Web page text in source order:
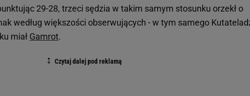
29-28, trzeci sędzia w takim samym stosunku orzekł o
według większości obserwujących - w tym samego
miał Gamrot.